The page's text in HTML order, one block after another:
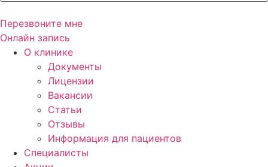
Перезвоните мне
Онлайн запись
О клинике
Документы
Лицензии
Вакансии
Статьи
Отзывы
Информация для пациентов
Специалисты